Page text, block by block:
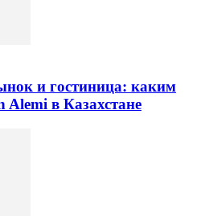
и гостиница: каким
в Казахстане